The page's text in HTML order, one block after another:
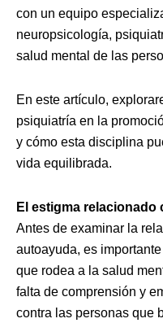
con un equipo
neuropsicología,
salud mental de las
En este artículo,
psiquiatría en la
y cómo esta disciplina
vida equilibrada.
El estigma relacionado
Antes de examinar la
autoayuda, es
que rodea a la salud
falta de comprensión y
contra las personas que